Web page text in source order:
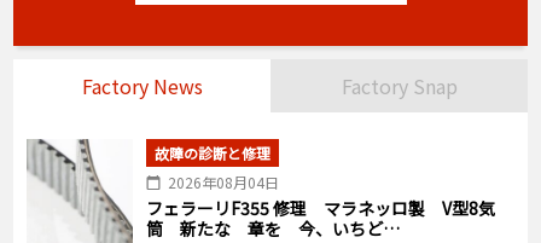
Factory News Factory Snap
故障の診断と修理
2026年08月04日
フェラーリF355 修理 マラネッロ製 V型8気
筒 新たな 章を 今、いちど…